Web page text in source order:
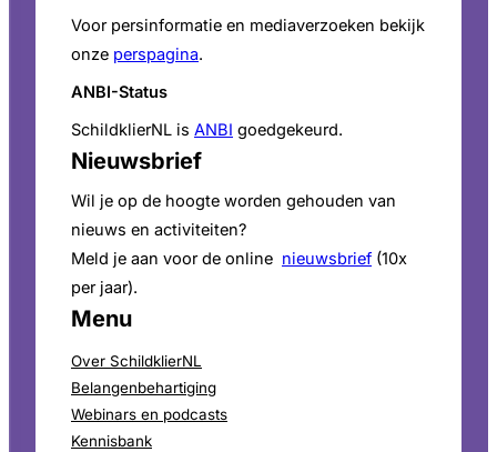
Voor persinformatie en mediaverzoeken bekijk
onze perspagina.
ANBI-Status
SchildklierNL is ANBI goedgekeurd.
Nieuwsbrief
Wil je op de hoogte worden gehouden van
nieuws en activiteiten?
Meld je aan voor de online nieuwsbrief (10x
per jaar).
Menu
Over SchildklierNL
Belangenbehartiging
Webinars en podcasts
Kennisbank